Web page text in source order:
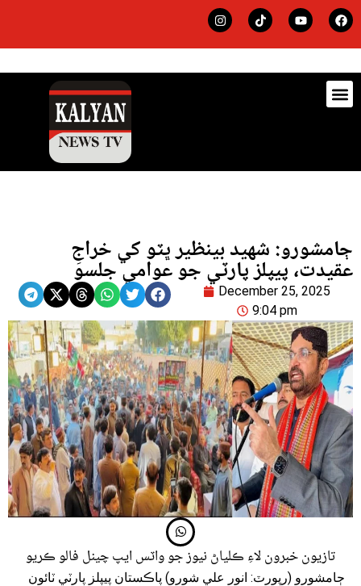
ڄامشورو: شهيد بينظير ڀٽو کي خراجِ
عقيدت، پيپلز پارٽي جو عوامي جلسو
December 25, 2025
9:04 pm
تازيون خبرون لاءِ ڪلياڻ نيوز جو واٽس ايپ چينل فالو ڪريو
ڄامشورو (رپورٽ: انور علي شورو) پاڪستان پيپلز پارٽي ٽائون